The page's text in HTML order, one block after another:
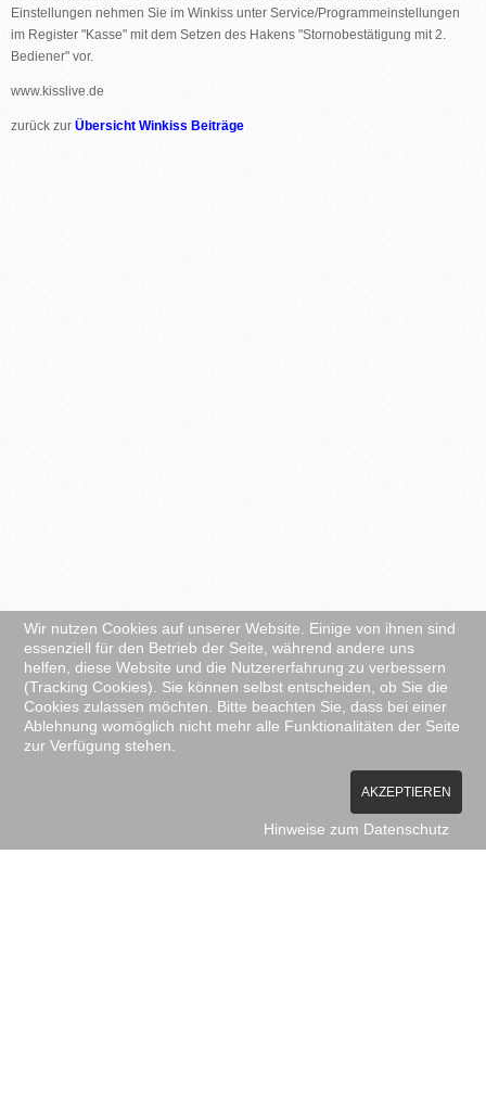
Einstellungen nehmen Sie im Winkiss unter Service/Programmeinstellungen
im Register "Kasse" mit dem Setzen des Hakens "Stornobestätigung mit 2.
Bediener" vor.
www.kisslive.de
zurück zur Übersicht Winkiss Beiträge
Wir nutzen Cookies auf unserer Website. Einige von ihnen sind
essenziell für den Betrieb der Seite, während andere uns
helfen, diese Website und die Nutzererfahrung zu verbessern
(Tracking Cookies). Sie können selbst entscheiden, ob Sie die
Cookies zulassen möchten. Bitte beachten Sie, dass bei einer
Ablehnung womöglich nicht mehr alle Funktionalitäten der Seite
zur Verfügung stehen.
AKZEPTIEREN
Hinweise zum Datenschutz